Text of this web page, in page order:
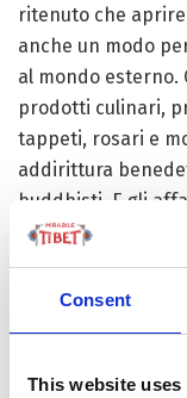
Consent
This website uses
ritenuto che
anche un modo
al mondo esterno.
prodotti culinari,
tappeti, rosari e
addirittura
buddhisti. E gli
all’estero. Un
dell’altopiano. Il
saltato quella
Fuori dai confini